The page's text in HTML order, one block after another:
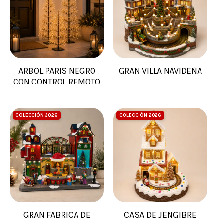
ARBOL PARIS NEGRO
CON CONTROL REMOTO
GRAN VILLA NAVIDEÑA
COLECCIÓN 2026
GRAN FABRICA DE
COLECCIÓN 2026
CASA DE JENGIBRE